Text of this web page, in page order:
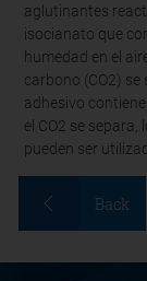
aglutinantes
isocianato que
humedad en el
carbono (CO2) se
adhesivo
el CO2 se
pueden ser
Back